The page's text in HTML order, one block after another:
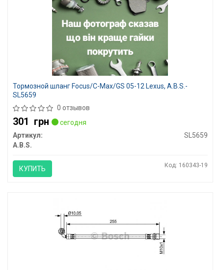
Тормозной шланг Focus/C-Max/GS 05-12 Lexus, A.B.S.-
SL5659
0 отзывов
301 грн
сегодня
Артикул:
SL5659
A.B.S.
КУПИТЬ Код: 160343-19